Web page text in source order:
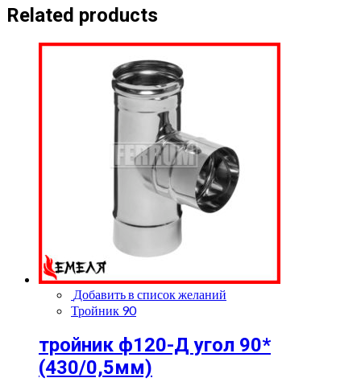
(430/0,5мм)
quantity
Related products
Добавить в список желаний
Тройник 90
тройник ф120-Д угол 90*
(430/0,5мм)